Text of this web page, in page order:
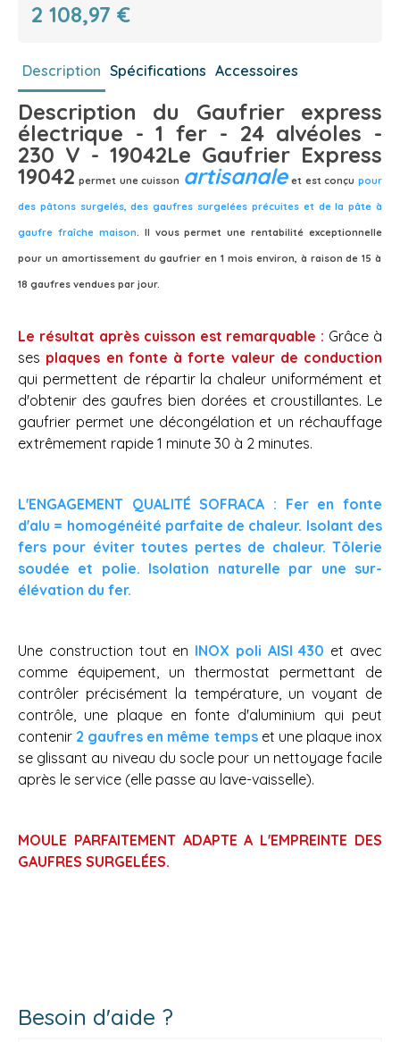
2 108,97 €
Description Spécifications Accessoires
Description du Gaufrier express
électrique - 1 fer - 24 alvéoles -
230 V - 19042Le Gaufrier Express
19042 permet une cuisson artisanaleet est conçu pour
des pâtons surgelés, des gaufres surgelées précuites et de la pâte à
gaufre fraîche maison. Il vous permet unerentabilité exceptionnelle
pour un amortissement du gaufrier en 1 mois environ, à raison de 15 à
18 gaufres vendues par jour.
Le résultat après cuisson est remarquable : Grâce à
ses plaques en fonte à forte valeur de conduction
qui permettent de répartir la chaleur uniformément et
d'obtenir des gaufres bien dorées et croustillantes. Le
gaufrier permet une décongélation et un réchauffage
extrêmement rapide 1 minute 30 à 2 minutes.
L'ENGAGEMENT QUALITÉ SOFRACA : Fer en fonte
d'alu = homogénéité parfaite de chaleur. Isolant des
fers pour éviter toutes pertes de chaleur. Tôlerie
soudée et polie. Isolation naturelle par une sur-
élévation du fer.
Une construction tout en INOX poli AISI 430 et avec
comme équipement, un thermostat permettant de
contrôler précisément la température, un voyant de
contrôle, une plaque en fonte d'aluminium qui peut
contenir 2 gaufres en même tempset une plaque inox
se glissant au niveau du socle pour un nettoyage facile
après le service (elle passe au lave-vaisselle).
MOULE PARFAITEMENT ADAPTE A L'EMPREINTE DES
GAUFRES SURGELÉES.
Besoin d'aide ?